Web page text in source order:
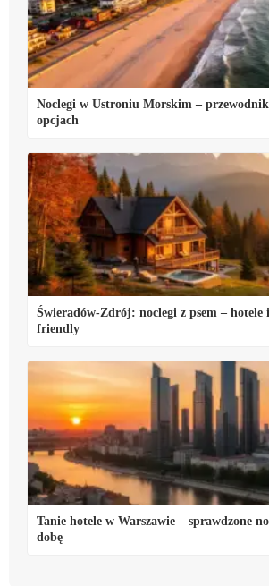
Noclegi w Ustroniu Morskim –
opcjach
Świeradów-Zdrój: noclegi z psem – hotele
friendly
Tanie hotele w Warszawie – sprawdzone
dobę